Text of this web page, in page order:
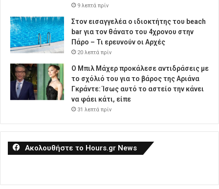
9 λεπτά πρίν
Στον εισαγγελέα ο ιδιοκτήτης του beach
bar για τον θάνατο του 4χρονου στην
Πάρο – Τι ερευνούν οι Αρχές
20 λεπτά πρίν
Ο Μπιλ Μάχερ προκάλεσε αντιδράσεις με
το σχόλιό του για το βάρος της Αριάνα
Γκράντε: Ίσως αυτό το αστείο την κάνει
να φάει κάτι, είπε
31 λεπτά πρίν
Ακολουθήστε το Hours.gr News